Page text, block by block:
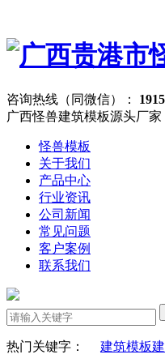
咨询热线（同微信）：
广西怪兽建筑模板源头厂家
怪兽模板
关于我们
产品中心
行业资讯
公司新闻
常见问题
客户案例
联系我们
热门关键字： 建筑模板